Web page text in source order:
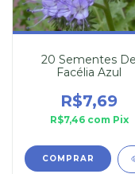
20 Sementes De
Facélia Azul
R$7,69
R$7,46 com Pix